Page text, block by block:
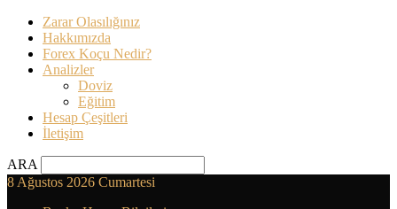
Zarar Olasılığınız
Hakkımızda
Forex Koçu Nedir?
Analizler
Doviz
Eğitim
Hesap Çeşitleri
İletişim
ARA
8 Ağustos 2026 Cumartesi